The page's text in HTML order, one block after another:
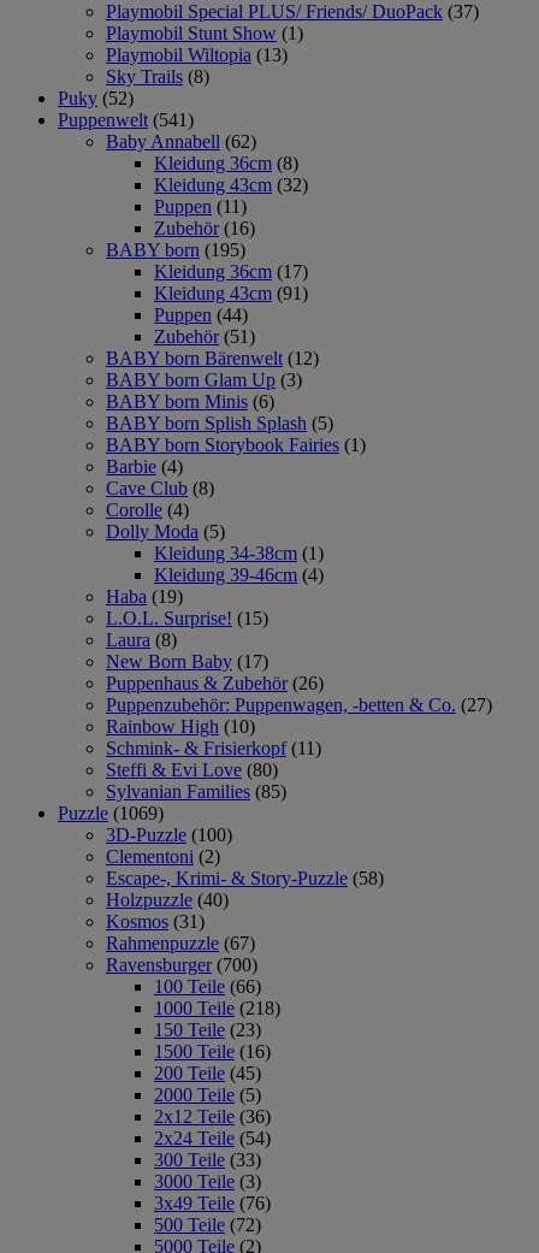
Playmobil Special PLUS/ Friends/ DuoPack (37)
Playmobil Stunt Show (1)
Playmobil Wiltopia (13)
Sky Trails (8)
Puky (52)
Puppenwelt (541)
Baby Annabell (62)
Kleidung 36cm (8)
Kleidung 43cm (32)
Puppen (11)
Zubehör (16)
BABY born (195)
Kleidung 36cm (17)
Kleidung 43cm (91)
Puppen (44)
Zubehör (51)
BABY born Bärenwelt (12)
BABY born Glam Up (3)
BABY born Minis (6)
BABY born Splish Splash (5)
BABY born Storybook Fairies (1)
Barbie (4)
Cave Club (8)
Corolle (4)
Dolly Moda (5)
Kleidung 34-38cm (1)
Kleidung 39-46cm (4)
Haba (19)
L.O.L. Surprise! (15)
Laura (8)
New Born Baby (17)
Puppenhaus & Zubehör (26)
Puppenzubehör: Puppenwagen, -betten & Co. (27)
Rainbow High (10)
Schmink- & Frisierkopf (11)
Steffi & Evi Love (80)
Sylvanian Families (85)
Puzzle (1069)
3D-Puzzle (100)
Clementoni (2)
Escape-, Krimi- & Story-Puzzle (58)
Holzpuzzle (40)
Kosmos (31)
Rahmenpuzzle (67)
Ravensburger (700)
100 Teile (66)
1000 Teile (218)
150 Teile (23)
1500 Teile (16)
200 Teile (45)
2000 Teile (5)
2x12 Teile (36)
2x24 Teile (54)
300 Teile (33)
3000 Teile (3)
3x49 Teile (76)
500 Teile (72)
5000 Teile (2)